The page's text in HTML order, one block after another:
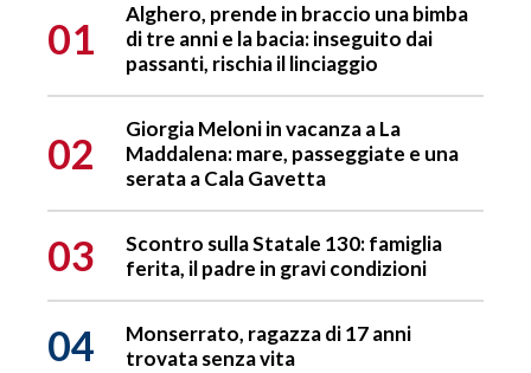
01
Alghero, prende in braccio una bimba
di tre anni e la bacia: inseguito dai
passanti, rischia il linciaggio
02
Giorgia Meloni in vacanza a La
Maddalena: mare, passeggiate e una
serata a Cala Gavetta
03
Scontro sulla Statale 130: famiglia
ferita, il padre in gravi condizioni
04
Monserrato, ragazza di 17 anni
trovata senza vita